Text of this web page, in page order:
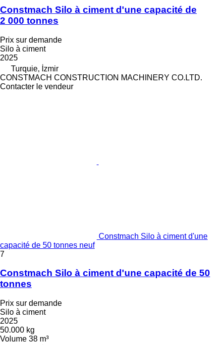
Constmach Silo à ciment d'une capacité de
2 000 tonnes
Prix sur demande
Silo à ciment
2025
Turquie, İzmir
CONSTMACH CONSTRUCTION MACHINERY CO.LTD.
Contacter le vendeur
Constmach Silo à ciment d'une
capacité de 50 tonnes neuf
7
Constmach Silo à ciment d'une capacité de 50
tonnes
Prix sur demande
Silo à ciment
2025
50.000 kg
Volume 38 m³